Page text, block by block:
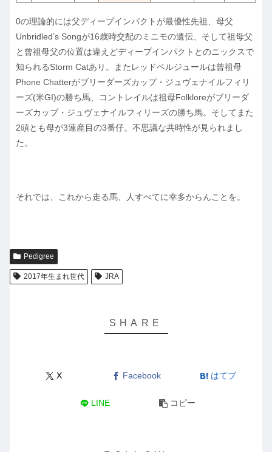
0の理論的には父ディープインパクトが最優性先祖、母父
Unbridled’s Songが16歳時交配のミニモの遺伝、そして祖母父
と曾祖母父の位置は違えどディープインパクトとのニックスで
知られるStorm Catあり。またレッドベルジュールは曾祖母
Phone Chatterがブリーダーズカップ・ジュヴェナイルフィリ
ーズ(米GI)の勝ち馬、コントレイルは祖母Folkloreがブリーダ
ーズカップ・ジュヴェナイルフィリーズの勝ち馬。そしてまた
2頭とも母が3連産目の3番仔。不思議な共時性が見られまし
た。
それでは、これから走る馬、人すべてに幸多からんことを。
Pedigree
2017年生まれ世代 JRA
X Facebook はてブ
LINE コピー